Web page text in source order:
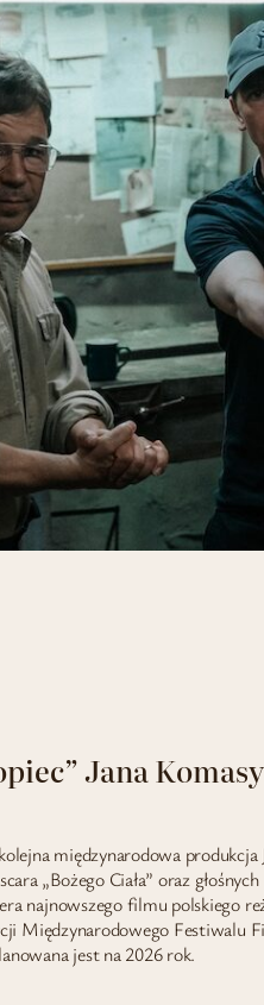
Jana
międzynarodowa produkcja
„Bożego Ciała” oraz
najnowszego filmu polskiego
Międzynarodowego Festiwalu
jest na 2026 rok.